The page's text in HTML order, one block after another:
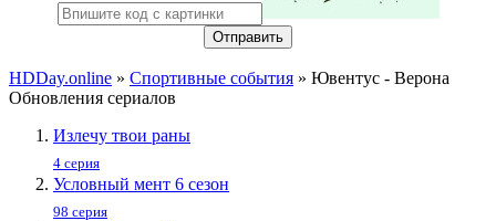
Отправить
HDDay.online » Спортивные события » Ювентус - Верона
Обновления сериалов
Излечу твои раны
4 серия
Условный мент 6 сезон
98 серия